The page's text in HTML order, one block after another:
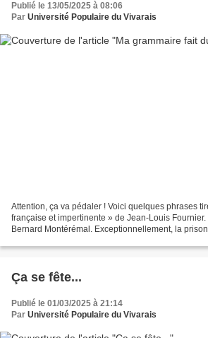
Publié le 13/05/2025 à 08:06
Par Université Populaire du Vivarais
Attention, ça va pédaler ! Voici quelques phrases
française et impertinente » de Jean-Louis
Bernard Montérémal. Exceptionnellement, la
Ça se fête...
Publié le 01/03/2025 à 21:14
Par Université Populaire du Vivarais